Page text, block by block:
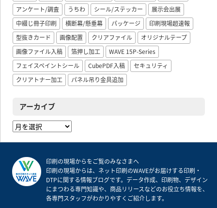
アンケート/調査
うちわ シール/ステッカー
展示会出展
中綴じ冊子印刷
横断幕/懸垂幕 パッケージ
印刷現場超速報
型抜きカード
画像配置 クリアファイル
オリジナルテープ
画像ファイル入稿
箔押し加工
WAVE 15P-Series
フェイスペイントシール
CubePDF入稿
セキュリティ
クリアトナー加工
パネル吊り金具追加
アーカイブ
ア
ー
カ
ブ
印刷の現場からをご覧のみなさまへ
印刷の現場からは、ネット印刷のWAVEがお届けする印刷・
DTPに関する情報ブログです。データ作成、印刷物、デザイン
にまつわる専門知識や、商品リリースなどのお役立ち情報を、
各専門スタッフがわかりやすくご紹介します。